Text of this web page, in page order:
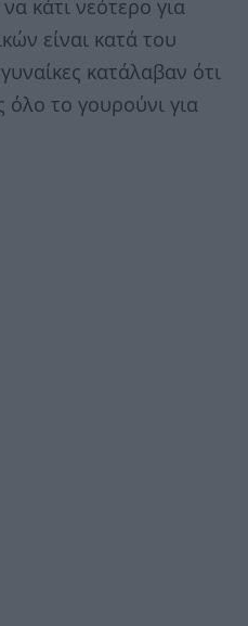
κάτι νεότερο για
είναι κατά του
κατάλαβαν ότι
όλο το γουρούνι για